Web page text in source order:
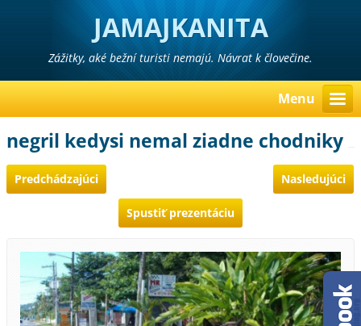
JAMAJKANITA
Zážitky, aké bežní turisti nemajú. Návrat k človečine.
Menu
negril kedysi nemal ziadne chodniky
Predchádzajúci Nasledujúci
Spustiť prezentáciu